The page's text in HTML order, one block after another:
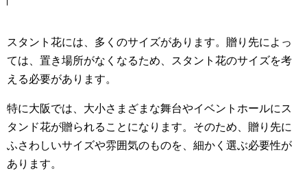
スタント花には、多くのサイズがあります。贈り先によっ
ては、置き場所がなくなるため、スタント花のサイズを考
える必要があります。
特に大阪では、大小さまざまな舞台やイベントホールにス
タンド花が贈られることになります。そのため、贈り先に
ふさわしいサイズや雰囲気のものを、細かく選ぶ必要性が
あります。